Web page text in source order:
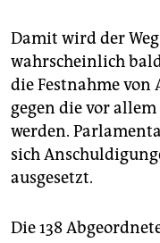
Damit wird der
wahrscheinlich
die Festnahme
gegen die vor
werden.
sich
ausgesetzt.
Die 138